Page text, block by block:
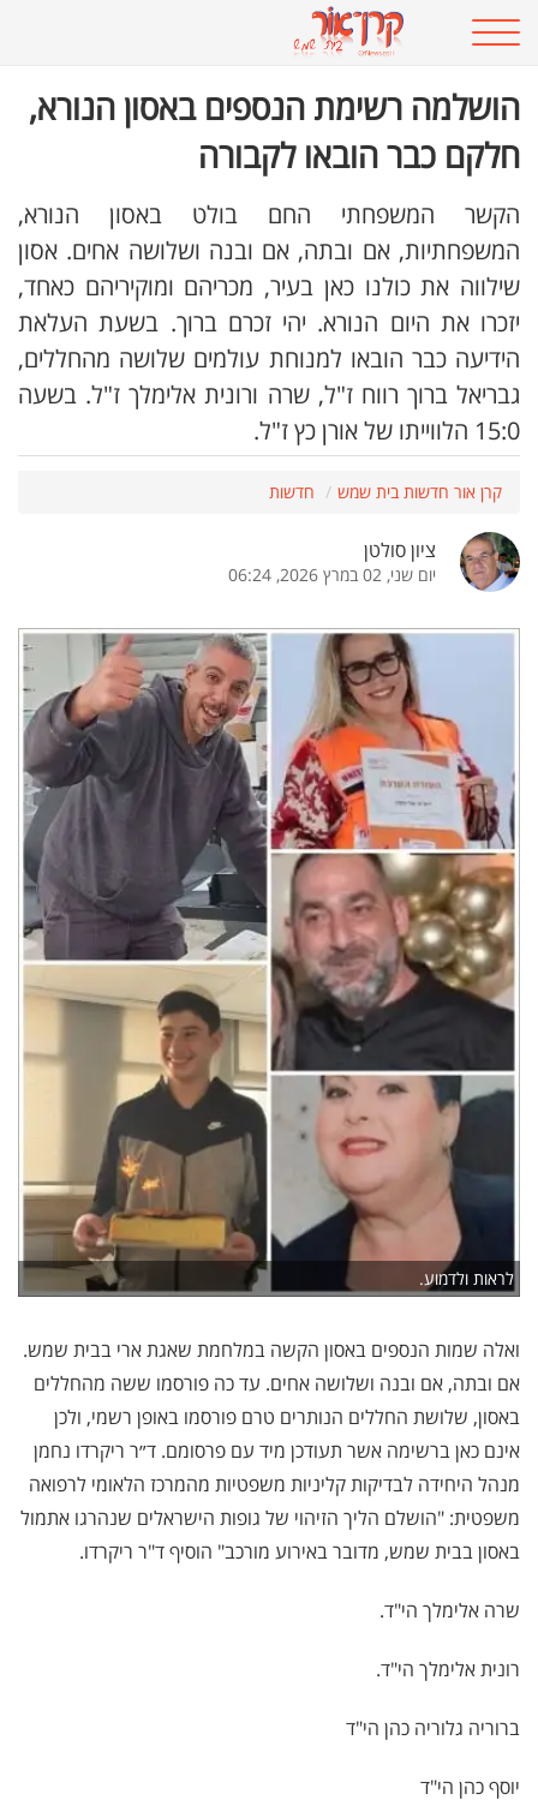
הושלמה רשימת הנספים באסון הנורא,
חלקם כבר הובאו לקבורה
הקשר המשפחתי החם בולט באסון הנורא,
המשפחתיות, אם ובתה, אם ובנה ושלושה אחים. אסון
שילווה את כולנו כאן בעיר, מכריהם ומוקיריהם כאחד,
יזכרו את היום הנורא. יהי זכרם ברוך. בשעת העלאת
הידיעה כבר הובאו למנוחת עולמים שלושה מהחללים,
גבריאל ברוך רווח ז"ל, שרה ורונית אלימלך ז"ל. בשעה
15:0 הלווייתו של אורן כץ ז"ל.
קרן אור חדשות בית שמש חדשות
ציון סולטן
יום שני, 02 במרץ 2026, 06:24
לראות ולדמוע.
ואלה שמות הנספים באסון הקשה במלחמת שאגת ארי בבית שמש.
אם ובתה, אם ובנה ושלושה אחים. עד כה פורסמו ששה מהחללים
באסון, שלושת החללים הנותרים טרם פורסמו באופן רשמי, ולכן
אינם כאן ברשימה אשר תעודכן מיד עם פרסומם. ד״ר ריקרדו נחמן
מנהל היחידה לבדיקות קליניות משפטיות מהמרכז הלאומי לרפואה
משפטית: "הושלם הליך הזיהוי של גופות הישראלים שנהרגו אתמול
באסון בבית שמש, מדובר באירוע מורכב" הוסיף ד"ר ריקרדו.
שרה אלימלך הי"ד.
רונית אלימלך הי"ד.
ברוריה גלוריה כהן הי"ד
יוסף כהן הי"ד